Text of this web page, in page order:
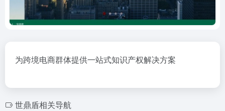
为跨境电商群体提供一站式知识产权解决方案
世鼎盾相关导航